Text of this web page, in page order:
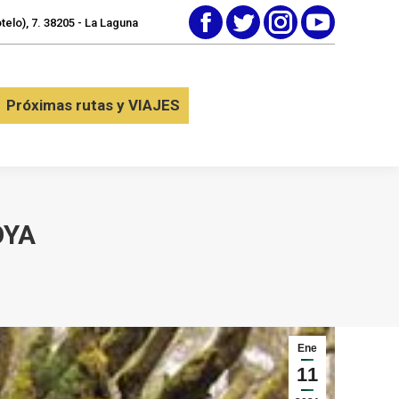
7. 38205 - La Laguna
FacebookTwitterInstagramYouTube
Próximas rutas y VIAJES
Ene
11